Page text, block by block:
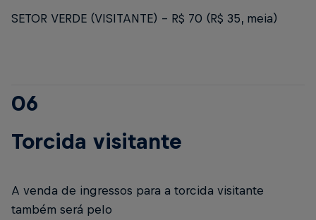
SETOR VERDE (VISITANTE) – R$ 70 (R$ 35, meia)
06
Torcida visitante
A venda de ingressos para a torcida visitante
também será pelo